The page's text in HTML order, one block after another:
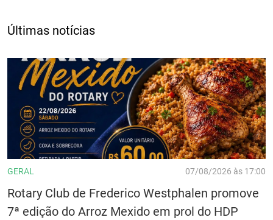
Últimas notícias
GERAL 07/08/2026 às 17:00
Rotary Club de Frederico Westphalen promove
7ª edição do Arroz Mexido em prol do HDP